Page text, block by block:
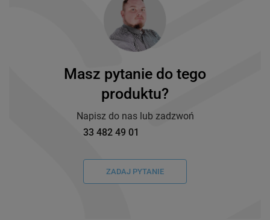
Masz pytanie do tego
produktu?
Napisz do nas lub zadzwoń
33 482 49 01
ZADAJ PYTANIE